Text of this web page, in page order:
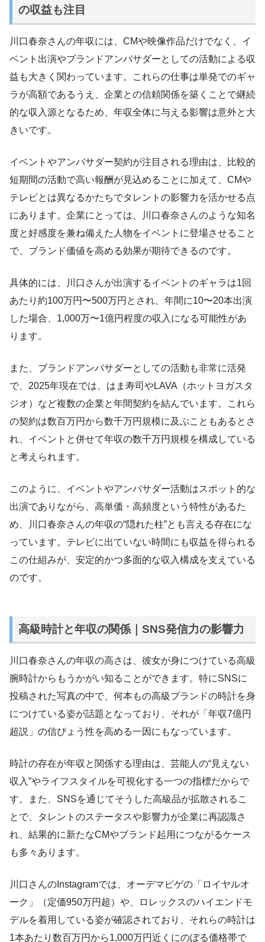
の収益も注目
川口春奈さんの年収には、CMや映像作品だけでなく、イ
ベント出演やブランドアンバサダーとしての活動による収
益も大きく関わっています。これらの仕事は単発でのギャ
ラが高額であるうえ、企業との信頼関係を築くことで継続
的な収入源となるため、年収全体に与える影響は意外と大
きいです。
イベントやアンバサダー契約が注目される理由は、比較的
短期間の活動で高い報酬が見込めることに加えて、CMや
テレビとは異なるかたちでタレントの影響力を活かせる点
にあります。企業にとっては、川口春奈さんのような知名
度と好感度を兼ね備えた人物をイベントに登場させること
で、ブランド価値を高める効果が期待できるのです。
具体的には、川口さんが出演するイベントのギャラは1回
あたり約100万円〜500万円とされ、年間に10〜20本出演
した場合、1,000万〜1億円程度の収入になる可能性があ
ります。
また、ブランドアンバサダーとしての活動も非常に活発
で、2025年現在では、はま寿司やLAVA（ホットヨガスタ
ジオ）など複数の企業と年間契約を結んでいます。これら
の契約は数百万円から数千万円規模に及ぶこともあるとさ
れ、イベントと併せて年収の数千万円規模を構成している
と考えられます。
このように、イベントやアンバサダー活動はスポット的な
出演でありながら、高単価・高頻度という特性があるた
め、川口春奈さんの年収の“隠れた柱”とも言える存在にな
っています。テレビに出ていない時間にも収益を得られる
この仕組みが、安定的かつ多面的な収入構成を支えている
のです。
高級時計と年収の関係｜SNS発信力の影響力
川口春奈さんの年収の高さは、彼女が身につけている高級
腕時計からもうかがい知ることができます。特にSNSに
投稿された写真の中で、何本もの高級ブランドの時計を身
につけている姿が話題となっており、それが「年収7億円
超説」の信ぴょう性を高める一因にもなっています。
時計の存在が年収と関係する理由は、芸能人の“見えない
収入”やライフスタイルを可視化する一つの指標だからで
す。また、SNSを通じてそうした高級品が拡散されるこ
とで、タレントのステータスや影響力が企業に再認識さ
れ、結果的に新たなCMやブランド起用につながるケース
も多々あります。
川口さんのInstagramでは、オーデマピゲの「ロイヤルオ
ーク」（定価950万円超）や、ロレックスのハイエンドモ
デルを着用している姿が確認されており、それらの時計は
1本あたり数百万円から1,000万円近くにのぼる価格帯で